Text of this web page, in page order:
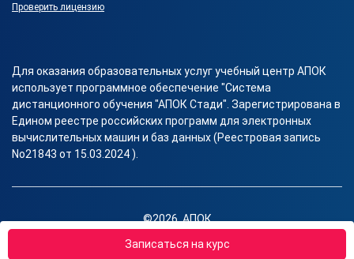
Записаться на курс
Проверить лицензию
Для оказания образовательных услуг учебный центр АПОК
использует программное обеспечение "Система
дистанционного обучения "АПОК Стади". Зарегистрирована в
Едином реестре российских программ для электронных
вычислительных машин и баз данных (Реестровая запись
No21843 от 15.03.2024 ).
©2026, АПОК